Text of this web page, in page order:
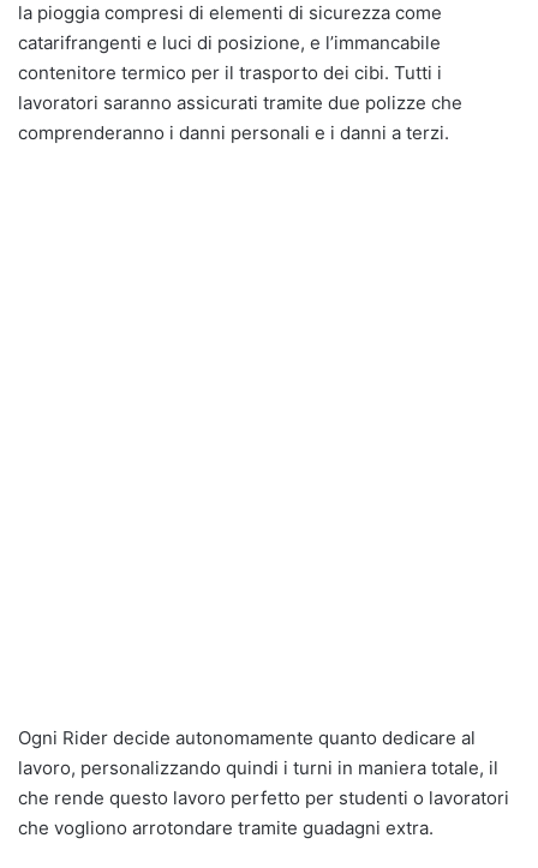
la pioggia compresi di elementi di sicurezza come
catarifrangenti e luci di posizione, e l’immancabile
contenitore termico per il trasporto dei cibi. Tutti i
lavoratori saranno assicurati tramite due polizze che
comprenderanno i danni personali e i danni a terzi.
Ogni Rider decide autonomamente quanto dedicare al
lavoro, personalizzando quindi i turni in maniera totale, il
che rende questo lavoro perfetto per studenti o lavoratori
che vogliono arrotondare tramite guadagni extra.